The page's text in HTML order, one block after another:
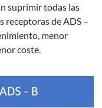
suprimir todas las
receptoras de ADS –
menor
coste.